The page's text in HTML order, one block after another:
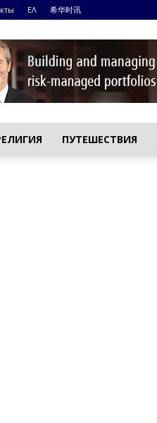
ΕΛ 希华时讯
ПУТЕШЕСТВИЯ